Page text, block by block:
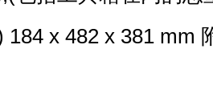
184 x 482 x 381 mm